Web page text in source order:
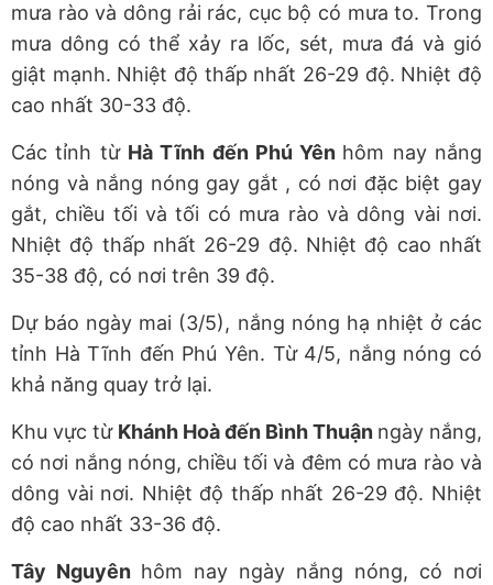
mưa rào và dông rải rác, cục bộ có mưa to. Trong
mưa dông có thể xảy ra lốc, sét, mưa đá và gió
giật mạnh. Nhiệt độ thấp nhất 26-29 độ. Nhiệt độ
cao nhất 30-33 độ.
Các tỉnh từ Hà Tĩnh đến Phú Yên hôm nay nắng
nóng và nắng nóng gay gắt , có nơi đặc biệt gay
gắt, chiều tối và tối có mưa rào và dông vài nơi.
Nhiệt độ thấp nhất 26-29 độ. Nhiệt độ cao nhất
35-38 độ, có nơi trên 39 độ.
Dự báo ngày mai (3/5), nắng nóng hạ nhiệt ở các
tỉnh Hà Tĩnh đến Phú Yên. Từ 4/5, nắng nóng có
khả năng quay trở lại.
Khu vực từ Khánh Hoà đến Bình Thuận ngày nắng,
có nơi nắng nóng, chiều tối và đêm có mưa rào và
dông vài nơi. Nhiệt độ thấp nhất 26-29 độ. Nhiệt
độ cao nhất 33-36 độ.
Tây Nguyên hôm nay ngày nắng nóng, có nơi